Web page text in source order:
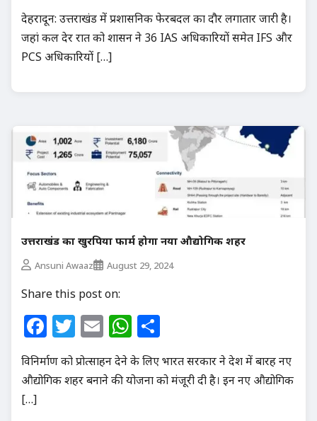
देहरादून: उत्तराखंड में प्रशासनिक फेरबदल का दौर लगातार जारी है।
जहां कल देर रात को शासन ने 36 IAS अधिकारियों समेत IFS और
PCS अधिकारियों […]
उत्तराखंड का खुरपिया फार्म होगा नया औद्योगिक शहर
Ansuni Awaaz August 29, 2024
Share this post on:
Facebook
Twitter
EmailWhatsApp
विनिर्माण को प्रोत्साहन देने के लिए भारत सरकार ने देश में बारह नए
औद्योगिक शहर बनाने की योजना को मंजूरी दी है। इन नए औद्योगिक
[…]